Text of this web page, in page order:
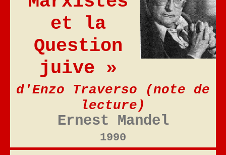
et la
Question
juive »
d'Enzo Traverso (note de
lecture)
Ernest Mandel
1990